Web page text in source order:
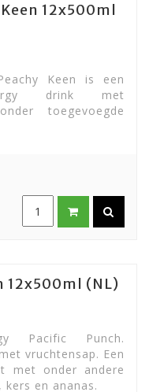
12x500ml
Keen is een
drink met
toegevoegde
12x500ml (NL)
Pacific Punch.
vruchtensap. Een
met onder andere
en ananas.